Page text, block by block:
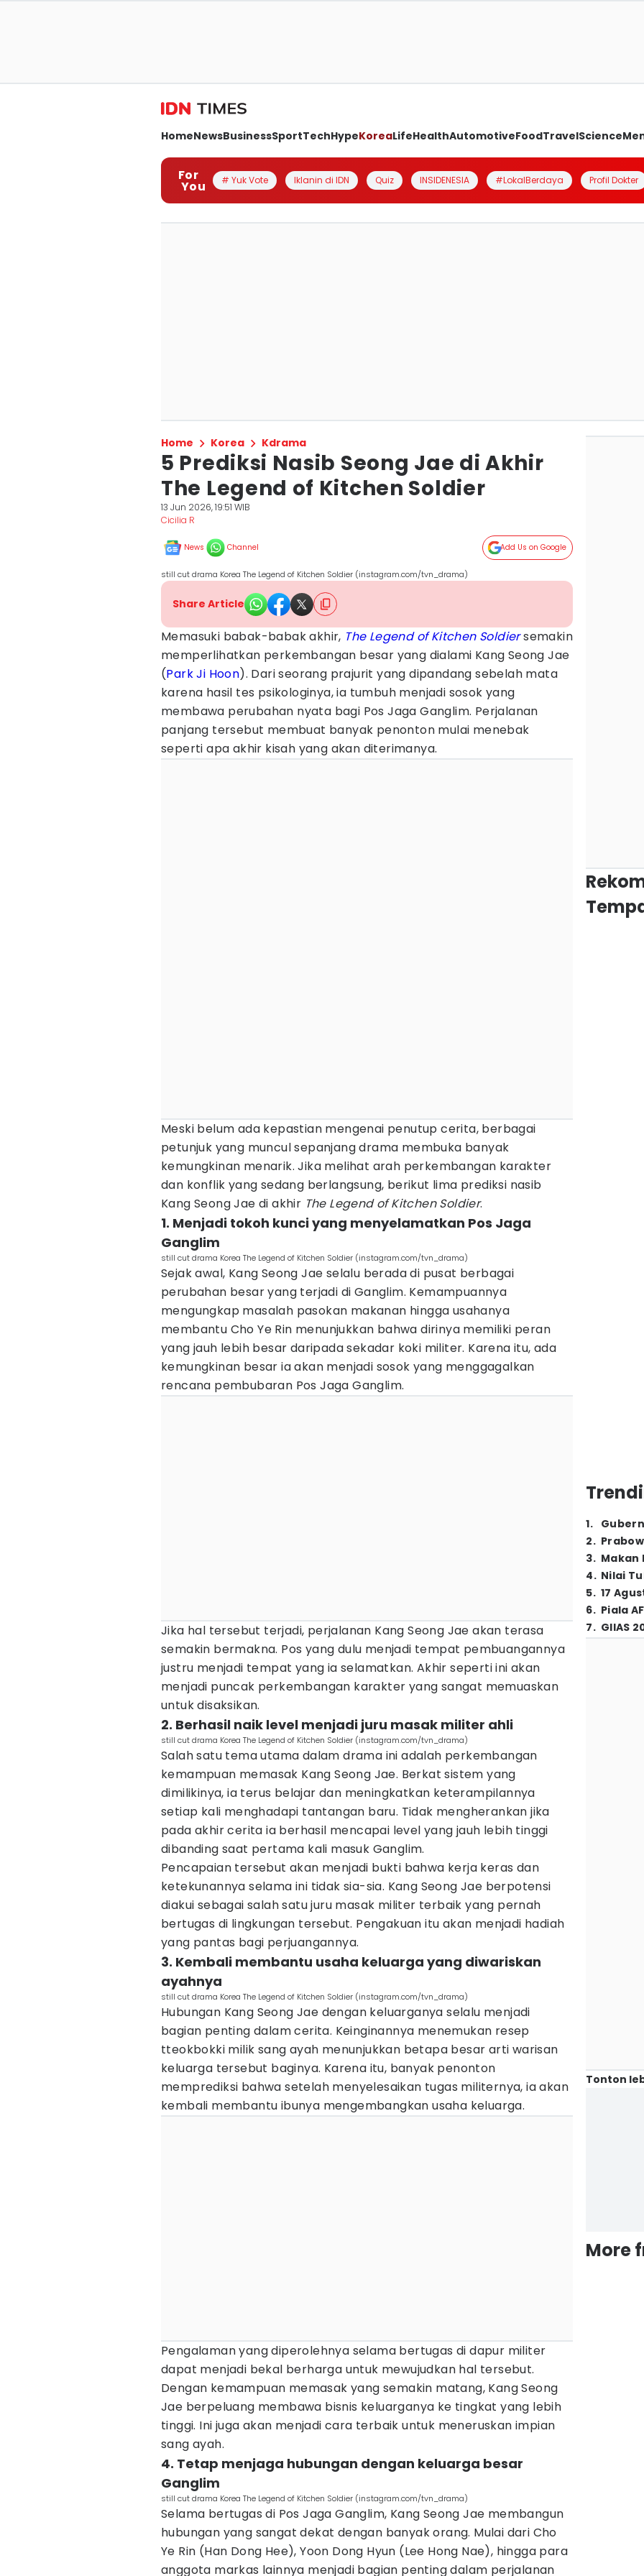
HomeNewsBusinessSportTechHypeKoreaLifeHealthAutomotiveFoodTravelScience
For
You # Yuk Vote Iklanin di IDN Quiz INSIDENESIA #LokalBerdaya Profil Dokter
Home Korea Kdrama
5 Prediksi Nasib Seong Jae di Akhir
The Legend of Kitchen Soldier
13 Jun 2026, 19:51 WIB
Cicilia R
News Channel Add Us on Google
still cut drama Korea The Legend of Kitchen Soldier (instagram.com/tvn_drama)
Share Article
Memasuki babak-babak akhir, The Legend of Kitchen Soldiersemakin
memperlihatkan perkembangan besar yang dialami Kang Seong Jae
(Park Ji Hoon). Dari seorang prajurit yang dipandang sebelah mata
karena hasil tes psikologinya, ia tumbuh menjadi sosok yang
membawa perubahan nyata bagi Pos Jaga Ganglim. Perjalanan
panjang tersebut membuat banyak penonton mulai menebak
seperti apa akhir kisah yang akan diterimanya.
Meski belum ada kepastian mengenai penutup cerita, berbagai
petunjuk yang muncul sepanjang drama membuka banyak
kemungkinan menarik. Jika melihat arah perkembangan karakter
dan konflik yang sedang berlangsung, berikut lima prediksi nasib
Kang Seong Jae di akhir The Legend of Kitchen Soldier.
1. Menjadi tokoh kunci yang menyelamatkan Pos Jaga
Ganglim
still cut drama Korea The Legend of Kitchen Soldier (instagram.com/tvn_drama)
Sejak awal, Kang Seong Jae selalu berada di pusat berbagai
perubahan besar yang terjadi di Ganglim. Kemampuannya
mengungkap masalah pasokan makanan hingga usahanya
membantu Cho Ye Rin menunjukkan bahwa dirinya memiliki peran
yang jauh lebih besar daripada sekadar koki militer. Karena itu, ada
kemungkinan besar ia akan menjadi sosok yang menggagalkan
rencana pembubaran Pos Jaga Ganglim.
Jika hal tersebut terjadi, perjalanan Kang Seong Jae akan terasa
semakin bermakna. Pos yang dulu menjadi tempat pembuangannya
justru menjadi tempat yang ia selamatkan. Akhir seperti ini akan
menjadi puncak perkembangan karakter yang sangat memuaskan
untuk disaksikan.
2. Berhasil naik level menjadi juru masak militer ahli
still cut drama Korea The Legend of Kitchen Soldier (instagram.com/tvn_drama)
Salah satu tema utama dalam drama ini adalah perkembangan
kemampuan memasak Kang Seong Jae. Berkat sistem yang
dimilikinya, ia terus belajar dan meningkatkan keterampilannya
setiap kali menghadapi tantangan baru. Tidak mengherankan jika
pada akhir cerita ia berhasil mencapai level yang jauh lebih tinggi
dibanding saat pertama kali masuk Ganglim.
Pencapaian tersebut akan menjadi bukti bahwa kerja keras dan
ketekunannya selama ini tidak sia-sia. Kang Seong Jae berpotensi
diakui sebagai salah satu juru masak militer terbaik yang pernah
bertugas di lingkungan tersebut. Pengakuan itu akan menjadi hadiah
yang pantas bagi perjuangannya.
3. Kembali membantu usaha keluarga yang diwariskan
ayahnya
still cut drama Korea The Legend of Kitchen Soldier (instagram.com/tvn_drama)
Hubungan Kang Seong Jae dengan keluarganya selalu menjadi
bagian penting dalam cerita. Keinginannya menemukan resep
tteokbokki milik sang ayah menunjukkan betapa besar arti warisan
keluarga tersebut baginya. Karena itu, banyak penonton
memprediksi bahwa setelah menyelesaikan tugas militernya, ia akan
kembali membantu ibunya mengembangkan usaha keluarga.
Pengalaman yang diperolehnya selama bertugas di dapur militer
dapat menjadi bekal berharga untuk mewujudkan hal tersebut.
Dengan kemampuan memasak yang semakin matang, Kang Seong
Jae berpeluang membawa bisnis keluarganya ke tingkat yang lebih
tinggi. Ini juga akan menjadi cara terbaik untuk meneruskan impian
sang ayah.
4. Tetap menjaga hubungan dengan keluarga besar
Ganglim
still cut drama Korea The Legend of Kitchen Soldier (instagram.com/tvn_drama)
Selama bertugas di Pos Jaga Ganglim, Kang Seong Jae membangun
hubungan yang sangat dekat dengan banyak orang. Mulai dari Cho
Ye Rin (Han Dong Hee), Yoon Dong Hyun (Lee Hong Nae), hingga para
anggota markas lainnya menjadi bagian penting dalam perjalanan
1.
2.
3. Makan
4. Nilai
5. 17
6. Piala
7. GIIAS
Tonton
More